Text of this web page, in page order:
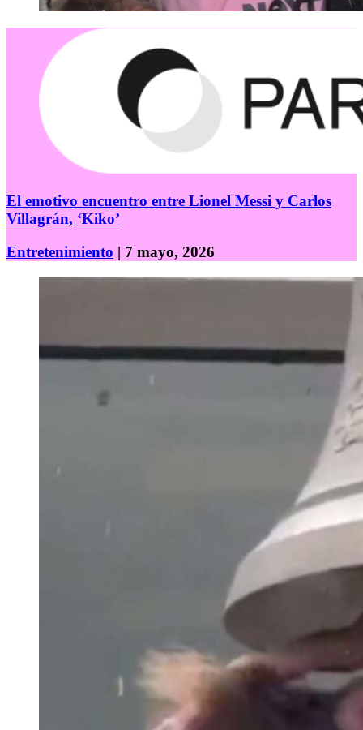
El emotivo encuentro entre Lionel Messi y Carlos
Villagrán, ‘Kiko’
Entretenimiento | 7 mayo, 2026